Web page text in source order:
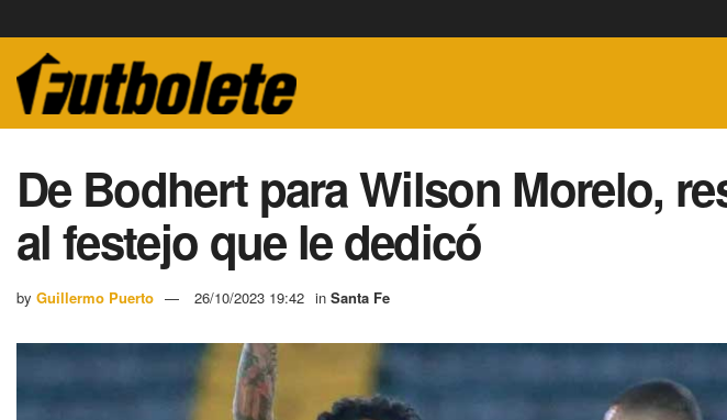
De Bodhert para Wilson Morelo,
al festejo que le dedicó
by Guillermo Puerto 26/10/2023 19:42 in Santa Fe